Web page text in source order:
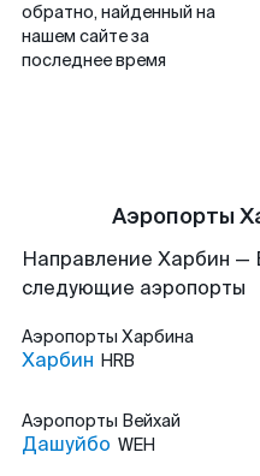
обратно, найденный на
нашем сайте за
последнее время
Аэропорты
Направление Харбин —
следующие аэропорты
Аэропорты Харбина
Харбин HRB
Аэропорты Вейхай
Дашуйбо WEH